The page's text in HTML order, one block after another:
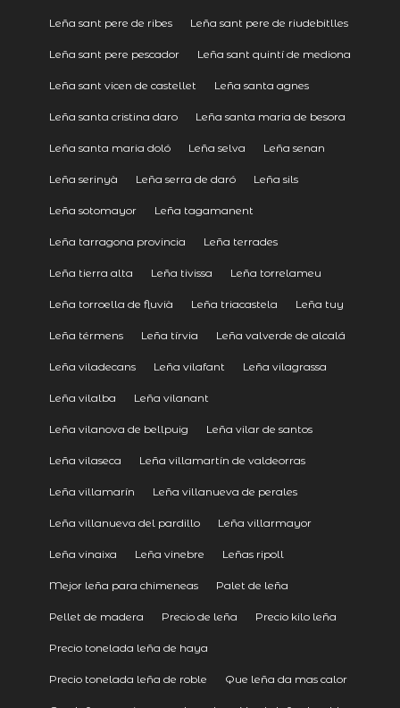
Leña sant pere de ribes Leña sant pere de riudebitlles
Leña sant pere pescador Leña sant quintí de mediona
Leña sant vicen de castellet Leña santa agnes
Leña santa cristina daro Leña santa maria de besora
Leña santa maria doló Leña selva Leña senan
Leña serinyà Leña serra de daró Leña sils
Leña sotomayor Leña tagamanent
Leña tarragona provincia Leña terrades
Leña tierra alta Leña tivissa Leña torrelameu
Leña torroella de fluvià Leña triacastela Leña tuy
Leña térmens Leña tírvia Leña valverde de alcalá
Leña viladecans Leña vilafant Leña vilagrassa
Leña vilalba Leña vilanant
Leña vilanova de bellpuig Leña vilar de santos
Leña vilaseca Leña villamartín de valdeorras
Leña villamarín Leña villanueva de perales
Leña villanueva del pardillo Leña villarmayor
Leña vinaixa Leña vinebre Leñas ripoll
Mejor leña para chimeneas Palet de leña
Pellet de madera Precio de leña Precio kilo leña
Precio tonelada leña de haya
Precio tonelada leña de roble Que leña da mas calor